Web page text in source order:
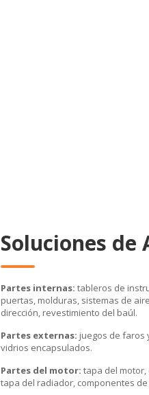
Soluciones de
Partes internas:tableros de
puertas, molduras, sistemas de
dirección, revestimiento del baúl.
Partes externas: juegos de faros
vidrios encapsulados.
Partes del motor: tapa del
tapa del radiador, componentes